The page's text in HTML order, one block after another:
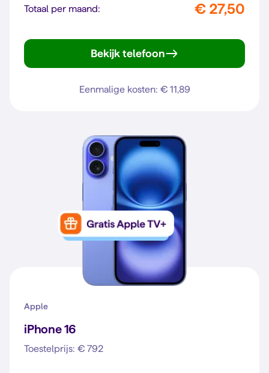
Totaal per maand: € 27,50
Bekijk telefoon
Eenmalige kosten: € 11,89
Apple
iPhone 16
Toestelprijs: € 792